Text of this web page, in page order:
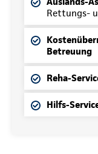
Rettungs-
Betreuung
Reha-
Hilfs-